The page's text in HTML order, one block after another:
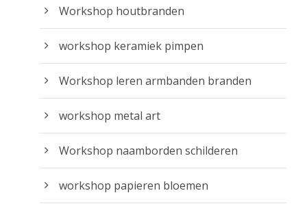
Workshop houtbranden
workshop keramiek pimpen
Workshop leren armbanden branden
workshop metal art
Workshop naamborden schilderen
workshop papieren bloemen